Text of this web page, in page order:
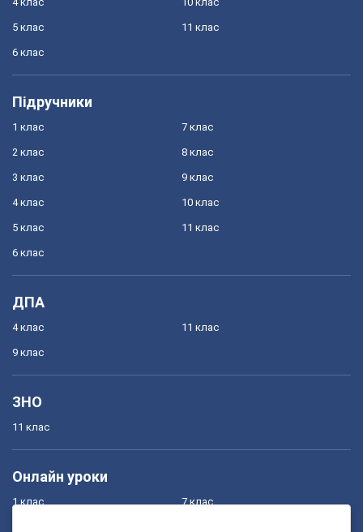
5 клас
6 клас
11 клас
Підручники
1 клас
2 клас
3 клас
4 клас
5 клас
6 клас
7 клас
8 клас
9 клас
10 клас
11 клас
ДПА
4 клас
9 клас
11 клас
ЗНО
11 клас
Онлайн уроки
1 клас 7 клас